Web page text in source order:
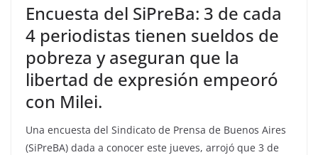
Encuesta del SiPreBa: 3 de cada
4 periodistas tienen sueldos de
pobreza y aseguran que la
libertad de expresión empeoró
con Milei.
Una encuesta del Sindicato de Prensa de Buenos Aires
(SiPreBA) dada a conocer este jueves, arrojó que 3 de